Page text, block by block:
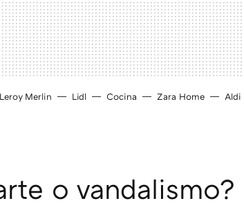
Leroy Merlin Lidl Cocina Zara Home Aldi
o vandalismo?